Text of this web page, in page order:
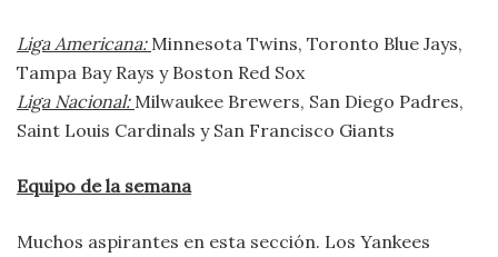
Liga Americana: Minnesota Twins, Toronto Blue Jays,
Tampa Bay Rays y Boston Red Sox
Liga Nacional: Milwaukee Brewers, San Diego Padres,
Saint Louis Cardinals y San Francisco Giants
Equipo de la semana
Muchos aspirantes en esta sección. Los Yankees